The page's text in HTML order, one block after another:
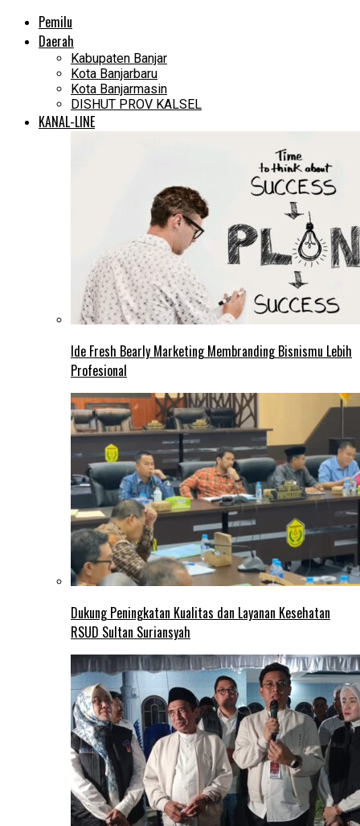
Pemilu
Daerah
Kabupaten Banjar
Kota Banjarbaru
Kota Banjarmasin
DISHUT PROV KALSEL
KANAL-LINE
Ide Fresh Bearly Marketing Membranding Bisnismu Lebih
Profesional
Dukung Peningkatan Kualitas dan Layanan Kesehatan
RSUD Sultan Suriansyah